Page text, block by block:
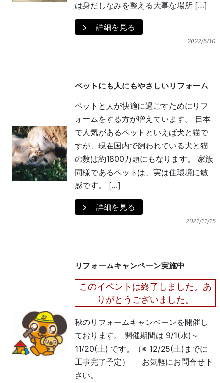
は身だしなみを整える大事な場所 […]
詳細を見る
2022/5/10
ペットにも人にもやさしいリフォーム
ペットと人が快適に過ごすためにリフ
ォームをする方が増えています。 日本
で人気があるペットといえば犬と猫で
すが、現在国内で飼われている犬と猫
の数は約1800万頭にもなります。 家族
同様であるペットは、実は住環境に敏
感です。 […]
詳細を見る
2021/11/15
リフォームキャンペーン実施中
このイベントは終了しました。あ
りがとうございました。
秋のリフォームキャンペーンを開催し
ております。 開催期間は 9/1(水)～
11/20(土) です。（※ 12/25(土)までに
工事完了予定） お気軽にお問合せ下
さい。